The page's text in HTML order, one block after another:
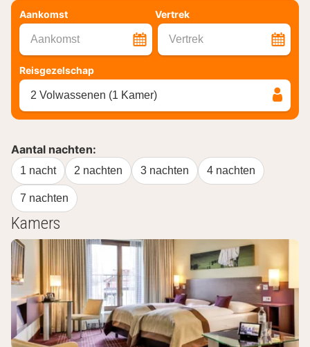
Aankomst Vertrek
Aankomst Vertrek
Reisgezelschap
2 Volwassenen (1 Kamer)
Aantal nachten:
1 nacht 2 nachten 3 nachten 4 nachten
7 nachten
Kamers